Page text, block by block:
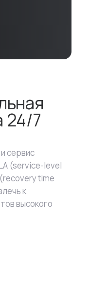
24/7
сервис
(service-level
time
к
высокого